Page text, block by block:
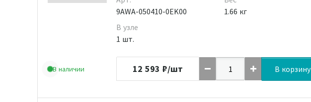
В наличии
9AWA-050410-0EK00
В узле
1 шт.
1.66 кг
12 593 ₽/шт В корзину